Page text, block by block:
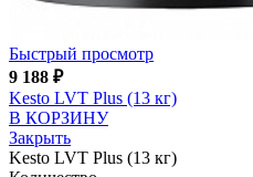
Быстрый просмотр
9 188 ₽
Kesto LVT Plus (13 кг)
В КОРЗИНУ
Закрыть
Kesto LVT Plus (13 кг)